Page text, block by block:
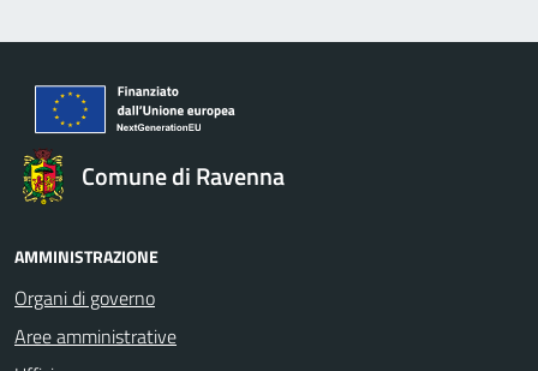
Comune di Ravenna
AMMINISTRAZIONE
Organi di governo
Aree amministrative